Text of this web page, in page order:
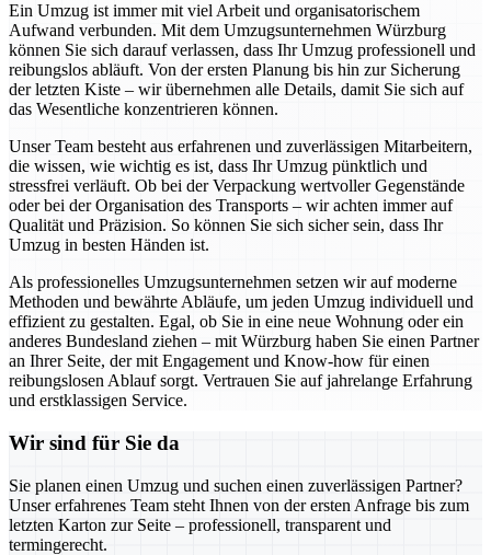
Ein Umzug ist immer mit viel Arbeit und organisatorischem
Aufwand verbunden. Mit dem Umzugsunternehmen Würzburg
können Sie sich darauf verlassen, dass Ihr Umzug professionell und
reibungslos abläuft. Von der ersten Planung bis hin zur Sicherung
der letzten Kiste – wir übernehmen alle Details, damit Sie sich auf
das Wesentliche konzentrieren können.
Unser Team besteht aus erfahrenen und zuverlässigen Mitarbeitern,
die wissen, wie wichtig es ist, dass Ihr Umzug pünktlich und
stressfrei verläuft. Ob bei der Verpackung wertvoller Gegenstände
oder bei der Organisation des Transports – wir achten immer auf
Qualität und Präzision. So können Sie sich sicher sein, dass Ihr
Umzug in besten Händen ist.
Als professionelles Umzugsunternehmen setzen wir auf moderne
Methoden und bewährte Abläufe, um jeden Umzug individuell und
effizient zu gestalten. Egal, ob Sie in eine neue Wohnung oder ein
anderes Bundesland ziehen – mit Würzburg haben Sie einen Partner
an Ihrer Seite, der mit Engagement und Know-how für einen
reibungslosen Ablauf sorgt. Vertrauen Sie auf jahrelange Erfahrung
und erstklassigen Service.
Wir sind für Sie da
Sie planen einen Umzug und suchen einen zuverlässigen Partner?
Unser erfahrenes Team steht Ihnen von der ersten Anfrage bis zum
letzten Karton zur Seite – professionell, transparent und
termingerecht.